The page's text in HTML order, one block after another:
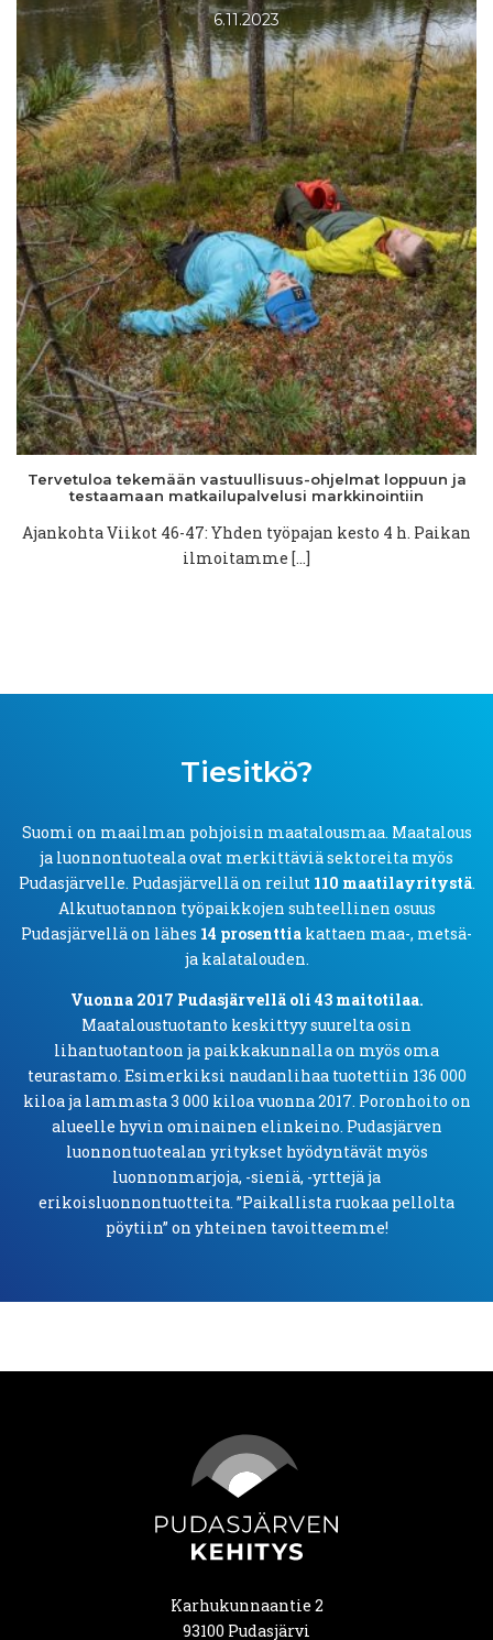
6.11.2023
Tervetuloa tekemään vastuullisuus-ohjelmatloppuun ja
testaamaan matkailupalvelusi markkinointiin
Ajankohta Viikot 46-47: Yhden työpajan kesto 4 h. Paikan
ilmoitamme […]
Tiesitkö?
Suomi on maailman pohjoisin maatalousmaa. Maatalous
ja luonnontuoteala ovat merkittäviä sektoreita myös
Pudasjärvelle. Pudasjärvellä on reilut 110 maatilayritystä.
Alkutuotannon työpaikkojen suhteellinen osuus
Pudasjärvellä on lähes 14 prosenttia kattaen maa-, metsä-
ja kalatalouden.
Vuonna 2017 Pudasjärvellä oli 43 maitotilaa.
Maataloustuotanto keskittyy suurelta osin
lihantuotantoon ja paikkakunnalla on myös oma
teurastamo. Esimerkiksi naudanlihaa tuotettiin 136 000
kiloa ja lammasta 3 000 kiloa vuonna 2017. Poronhoito on
alueelle hyvin ominainen elinkeino. Pudasjärven
luonnontuotealan yritykset hyödyntävät myös
luonnonmarjoja, -sieniä, -yrttejä ja
erikoisluonnontuotteita. ”Paikallista ruokaa pellolta
pöytiin” on yhteinen tavoitteemme!
Karhukunnaantie 2
93100 Pudasjärvi